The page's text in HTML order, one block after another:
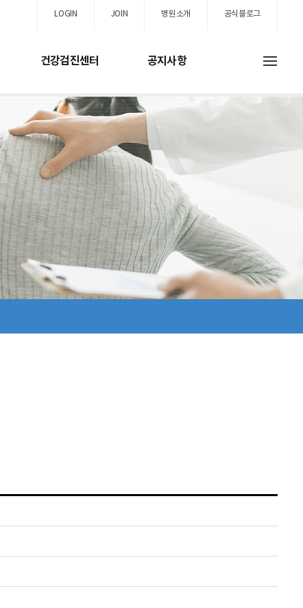
LOGIN JOIN 병원소개 공식블로그
건강검진센터 공지사항
센터
경
진
고객지원
공지사항
병원행사
사회복지실
유익한정보